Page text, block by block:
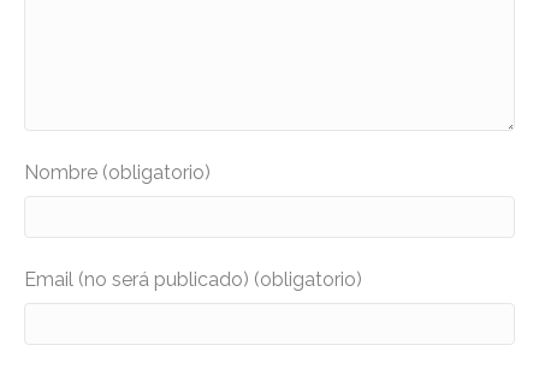
Nombre (obligatorio)
Email (no será publicado) (obligatorio)